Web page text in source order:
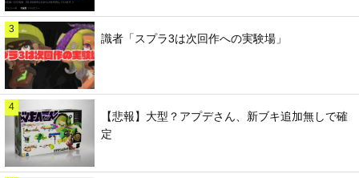
3
識者「スプラ3は次回作への実験場」
4
【悲報】大型？アプデさん、新ブキ追加無しで確
定